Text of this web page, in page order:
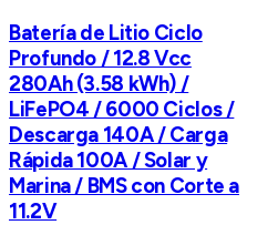
Batería de Litio Ciclo
Profundo / 12.8 Vcc
280Ah (3.58 kWh) /
LiFePO4 / 6000 Ciclos /
Descarga 140A / Carga
Rápida 100A / Solar y
Marina / BMS con Corte a
11.2V